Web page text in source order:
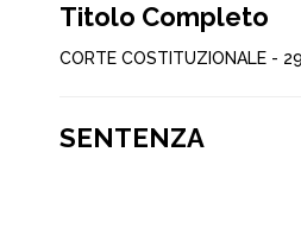
Titolo Completo
CORTE COSTITUZIONALE -
SENTENZA